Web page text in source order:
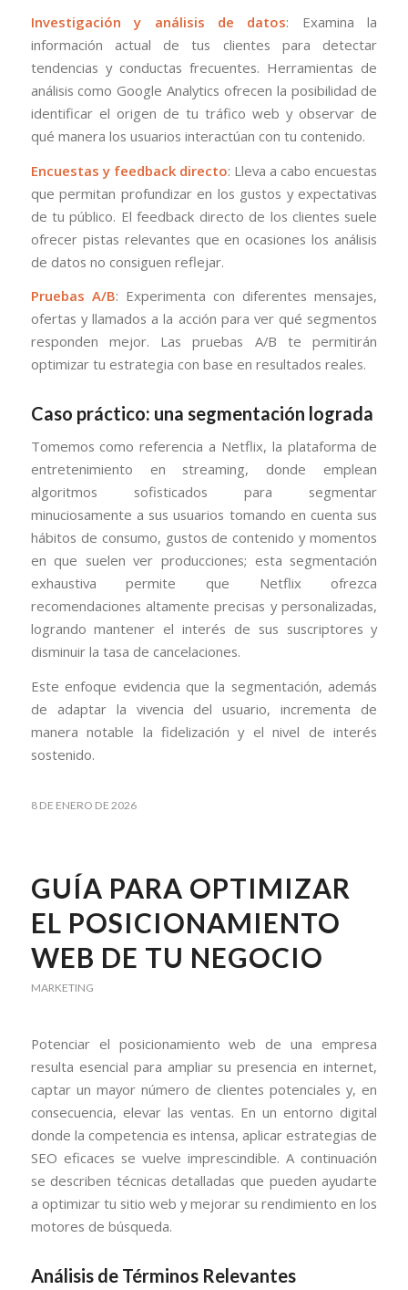
Investigación y análisis de datos: Examina la
información actual de tus clientes para detectar
tendencias y conductas frecuentes. Herramientas de
análisis como Google Analytics ofrecen la posibilidad de
identificar el origen de tu tráfico web y observar de
qué manera los usuarios interactúan con tu contenido.
Encuestas y feedback directo: Lleva a cabo encuestas
que permitan profundizar en los gustos y expectativas
de tu público. El feedback directo de los clientes suele
ofrecer pistas relevantes que en ocasiones los análisis
de datos no consiguen reflejar.
Pruebas A/B: Experimenta con diferentes mensajes,
ofertas y llamados a la acción para ver qué segmentos
responden mejor. Las pruebas A/B te permitirán
optimizar tu estrategia con base en resultados reales.
Caso práctico: una segmentación lograda
Tomemos como referencia a Netflix, la plataforma de
entretenimiento en streaming, donde emplean
algoritmos sofisticados para segmentar
minuciosamente a sus usuarios tomando en cuenta sus
hábitos de consumo, gustos de contenido y momentos
en que suelen ver producciones; esta segmentación
exhaustiva permite que Netflix ofrezca
recomendaciones altamente precisas y personalizadas,
logrando mantener el interés de sus suscriptores y
disminuir la tasa de cancelaciones.
Este enfoque evidencia que la segmentación, además
de adaptar la vivencia del usuario, incrementa de
manera notable la fidelización y el nivel de interés
sostenido.
8 DE ENERO DE 2026
GUÍA PARA OPTIMIZAR
EL POSICIONAMIENTO
WEB DE TU NEGOCIO
MARKETING
Potenciar el posicionamiento web de una empresa
resulta esencial para ampliar su presencia en internet,
captar un mayor número de clientes potenciales y, en
consecuencia, elevar las ventas. En un entorno digital
donde la competencia es intensa, aplicar estrategias de
SEO eficaces se vuelve imprescindible. A continuación
se describen técnicas detalladas que pueden ayudarte
a optimizar tu sitio web y mejorar su rendimiento en los
motores de búsqueda.
Análisis de Términos Relevantes